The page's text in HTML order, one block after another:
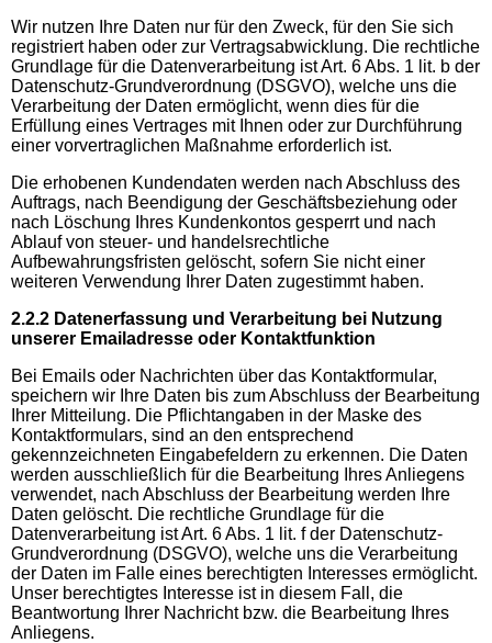
Wir nutzen Ihre Daten nur für den Zweck, für den Sie sich
registriert haben oder zur Vertragsabwicklung. Die rechtliche
Grundlage für die Datenverarbeitung ist Art. 6 Abs. 1 lit. b der
Datenschutz-Grundverordnung (DSGVO), welche uns die
Verarbeitung der Daten ermöglicht, wenn dies für die
Erfüllung eines Vertrages mit Ihnen oder zur Durchführung
einer vorvertraglichen Maßnahme erforderlich ist.
Die erhobenen Kundendaten werden nach Abschluss des
Auftrags, nach Beendigung der Geschäftsbeziehung oder
nach Löschung Ihres Kundenkontos gesperrt und nach
Ablauf von steuer- und handelsrechtliche
Aufbewahrungsfristen gelöscht, sofern Sie nicht einer
weiteren Verwendung Ihrer Daten zugestimmt haben.
2.2.2 Datenerfassung und Verarbeitung bei Nutzung
unserer Emailadresse oder Kontaktfunktion
Bei Emails oder Nachrichten über das Kontaktformular,
speichern wir Ihre Daten bis zum Abschluss der Bearbeitung
Ihrer Mitteilung. Die Pflichtangaben in der Maske des
Kontaktformulars, sind an den entsprechend
gekennzeichneten Eingabefeldern zu erkennen. Die Daten
werden ausschließlich für die Bearbeitung Ihres Anliegens
verwendet, nach Abschluss der Bearbeitung werden Ihre
Daten gelöscht. Die rechtliche Grundlage für die
Datenverarbeitung ist Art. 6 Abs. 1 lit. f der Datenschutz-
Grundverordnung (DSGVO), welche uns die Verarbeitung
der Daten im Falle eines berechtigten Interesses ermöglicht.
Unser berechtigtes Interesse ist in diesem Fall, die
Beantwortung Ihrer Nachricht bzw. die Bearbeitung Ihres
Anliegens.